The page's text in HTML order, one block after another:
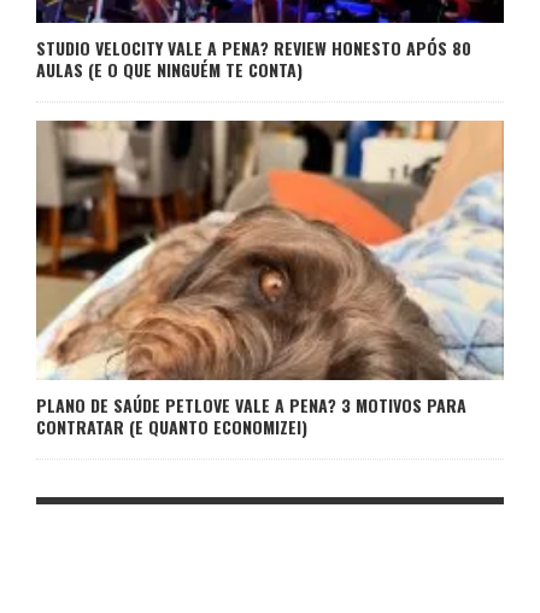
STUDIO VELOCITY VALE A PENA? REVIEW HONESTO APÓS 80
AULAS (E O QUE NINGUÉM TE CONTA)
PLANO DE SAÚDE PETLOVE VALE A PENA? 3 MOTIVOS PARA
CONTRATAR (E QUANTO ECONOMIZEI)